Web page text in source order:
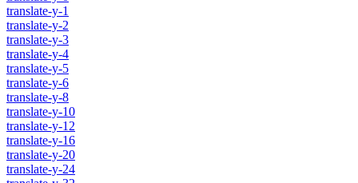
translate-y-1
translate-y-2
translate-y-3
translate-y-4
translate-y-5
translate-y-6
translate-y-8
translate-y-10
translate-y-12
translate-y-16
translate-y-20
translate-y-24